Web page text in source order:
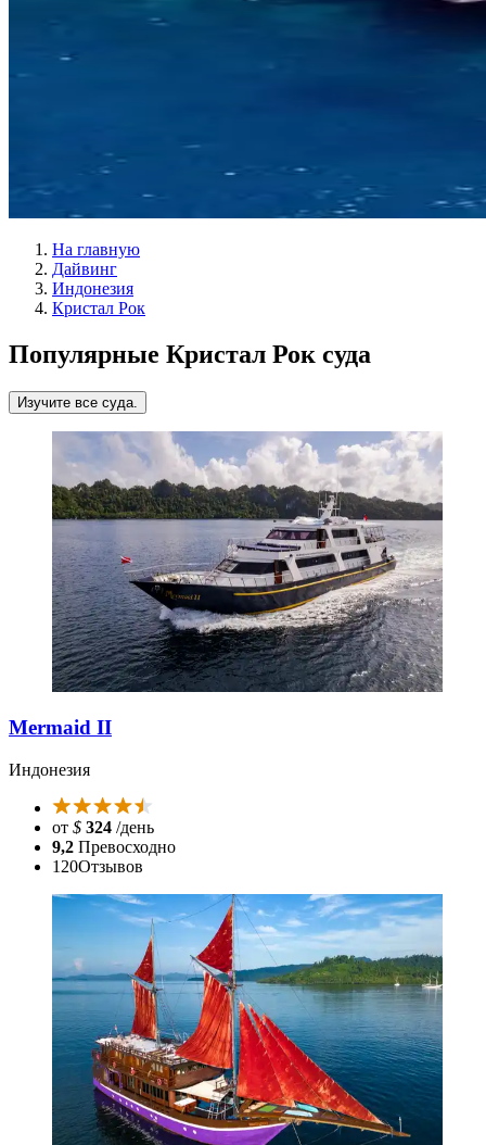
На главную
Дайвинг
Индонезия
Кристал Рок
Популярные Кристал Рок суда
Изучите все суда.
Mermaid II
Индонезия
от $ 324 /день
9,2 Превосходно
120Отзывов